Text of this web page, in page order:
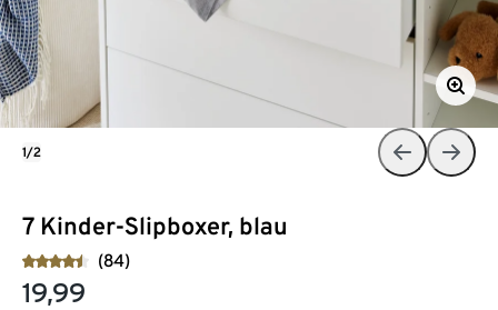
7 Kinder-Slipboxer, blau
(84)
19,99
1/2